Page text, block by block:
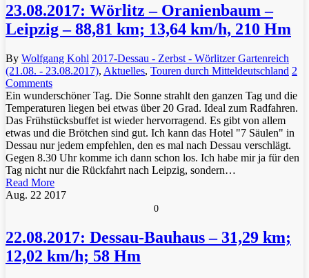
23.08.2017: Wörlitz – Oranienbaum –
Leipzig – 88,81 km; 13,64 km/h, 210 Hm
By Wolfgang Kohl 2017-Dessau - Zerbst - Wörlitzer Gartenreich
(21.08. - 23.08.2017), Aktuelles, Touren durch Mitteldeutschland 2
Comments
Ein wunderschöner Tag. Die Sonne strahlt den ganzen Tag und die
Temperaturen liegen bei etwas über 20 Grad. Ideal zum Radfahren.
Das Frühstücksbuffet ist wieder hervorragend. Es gibt von allem
etwas und die Brötchen sind gut. Ich kann das Hotel "7 Säulen" in
Dessau nur jedem empfehlen, den es mal nach Dessau verschlägt.
Gegen 8.30 Uhr komme ich dann schon los. Ich habe mir ja für den
Tag nicht nur die Rückfahrt nach Leipzig, sondern…
Read More
Aug. 22 2017
0
22.08.2017: Dessau-Bauhaus – 31,29 km;
12,02 km/h; 58 Hm